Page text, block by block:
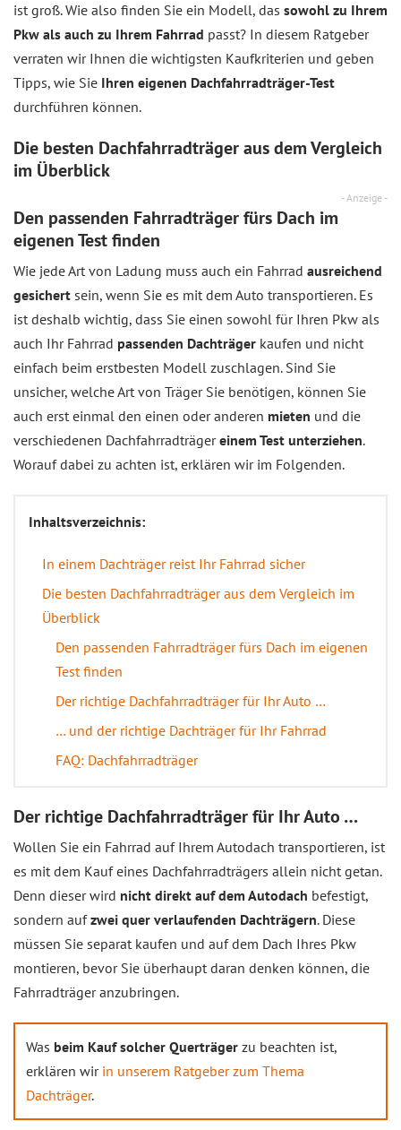
ist groß. Wie also finden Sie ein Modell, das sowohl zu Ihrem
Pkw als auch zu Ihrem Fahrrad passt? In diesem Ratgeber
verraten wir Ihnen die wichtigsten Kaufkriterien und geben
Tipps, wie Sie Ihren eigenen Dachfahrradträger-Test
durchführen können.
Die besten Dachfahrradträger aus demVergleich
im Überblick
- Anzeige -
Den passenden Fahrradträger fürs Dach im
eigenen Test finden
Wie jede Art von Ladung muss auch ein Fahrrad ausreichend
gesichert sein, wenn Sie es mit dem Auto transportieren. Es
ist deshalb wichtig, dass Sie einen sowohl für Ihren Pkw als
auch Ihr Fahrrad passenden Dachträger kaufen und nicht
einfach beim erstbesten Modell zuschlagen. Sind Sie
unsicher, welche Art von Träger Sie benötigen, können Sie
auch erst einmal den einen oder anderen mieten und die
verschiedenen Dachfahrradträgereinem Test unterziehen.
Worauf dabei zu achten ist, erklären wir im Folgenden.
Inhaltsverzeichnis:
In einem Dachträger reist Ihr Fahrrad sicher
Die besten Dachfahrradträger aus dem Vergleich im
Überblick
Den passenden Fahrradträger fürs Dach im eigenen
Test finden
Der richtige Dachfahrradträger für Ihr Auto …
… und der richtige Dachträger für Ihr Fahrrad
FAQ: Dachfahrradträger
Der richtige Dachfahrradträger für Ihr Auto …
Wollen Sie ein Fahrrad auf Ihrem Autodach transportieren, ist
es mit dem Kauf eines Dachfahrradträgers allein nicht getan.
Denn dieser wird nicht direkt auf dem Autodach befestigt,
sondern aufzwei quer verlaufenden Dachträgern. Diese
müssen Sie separat kaufen und auf dem Dach Ihres Pkw
montieren, bevor Sie überhaupt daran denken können, die
Fahrradträger anzubringen.
Was beim Kauf solcher Querträger zu beachten ist,
erklären wir in unserem Ratgeber zum Thema
Dachträger.